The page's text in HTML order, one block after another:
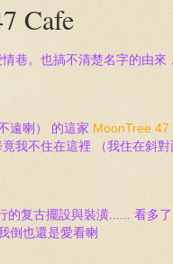
Cafe
。也搞不清楚名字的由來
遠喇） 的這家 MoonTree 47
竟我不住在這裡 （我住在斜
复古擺設與裝潢...... 看多
倒也還是愛看喇